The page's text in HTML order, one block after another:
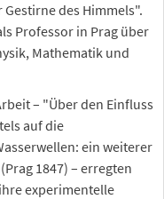
des Himmels".
Professor in Prag über
Mathematik und
– "Über den Einfluss
auf die
ein weiterer
1847) – erregten
experimentelle